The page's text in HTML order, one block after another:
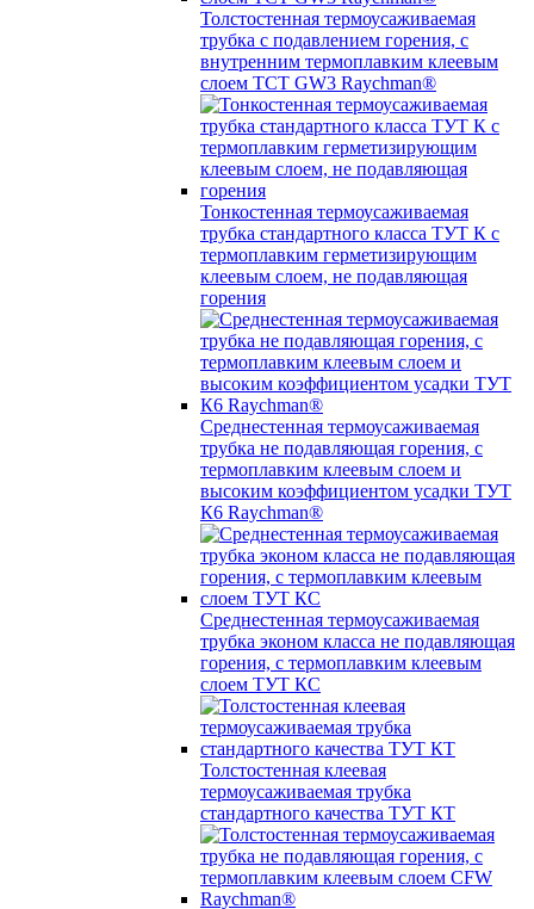
Толстостенная термоусаживаемая
трубка c подавлением горения, с
внутренним термоплавким клеевым
слоем TCT GW3 Raychman®
Тонкостенная термоусаживаемая
трубка стандартного класса ТУТ К с
термоплавким герметизирующим
клеевым слоем, не подавляющая
горения
Среднестенная термоусаживаемая
трубка не подавляющая горения, с
термоплавким клеевым слоем и
высоким коэффициентом усадки ТУТ
К6 Raychman®
Среднестенная термоусаживаемая
трубка эконом класса не подавляющая
горения, с термоплавким клеевым
слоем ТУТ КС
Толстостенная клеевая
термоусаживаемая трубка
стандартного качества ТУТ КТ